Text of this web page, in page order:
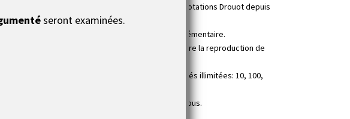
qui est dans le Dictionnaire Larousse des Cotations Drouot depuis
spécial, sans aucun frais de transport supplémentaire.
jouit du droit exclusif d'autoriser ou d'interdire la reproduction de
où l’on peut mettre dans le panier des quantités illimitées: 10, 100,
œuvre d’art d’exception à un prix abordable à tous.
seront examinées.